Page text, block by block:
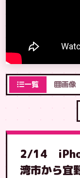
一覧 画像
2/14
湾市から宜